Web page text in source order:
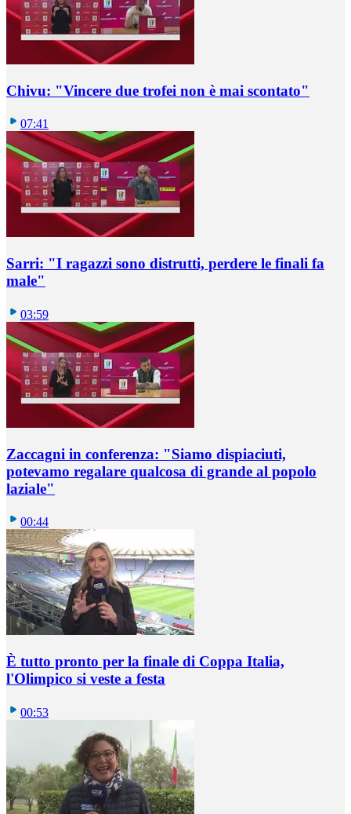
Chivu: "Vincere due trofei non è mai scontato"
07:41
Sarri: "I ragazzi sono distrutti, perdere le finali fa
male"
03:59
Zaccagni in conferenza: "Siamo dispiaciuti,
potevamo regalare qualcosa di grande al popolo
laziale"
00:44
È tutto pronto per la finale di Coppa Italia,
l'Olimpico si veste a festa
00:53